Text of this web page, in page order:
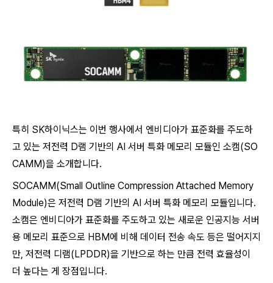
특히 SK하이닉스는 이번 행사에서 엔비디아가 표준화를 주도하
고 있는 저전력 D램 기반의 AI 서버 특화 메모리 모듈인 소캠(SO
CAMM)을 소개합니다.
SOCAMM(Small Outline Compression Attached Memory
Module)은 저전력 D램 기반의 AI 서버 특화 메모리 모듈입니다.
소캠은 엔비디아가 표준화를 주도하고 있는 새로운 인공지능 서버
용 메모리 표준으로 HBM에 비해 데이터 전송 속도 등은 떨어지지
만, 저전력 디램(LPDDR)을 기반으로 하는 만큼 전력 효율성이
더 높다는 게 장점입니다.